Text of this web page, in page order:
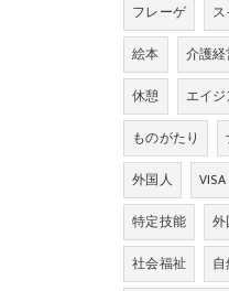
フレーゲ
絵本
介護
休憩
エイ
ものがたり
外国人
VISA
特定技能
社会福祉